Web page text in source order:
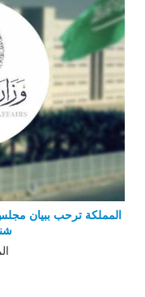
المملكة ترحب ببيان